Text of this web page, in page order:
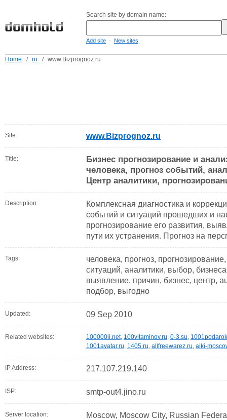
Search site by domain name:
Add site - New sites
Home / ru / www.Bizprognoz.ru
Site: www.Bizprognoz.ru
Title:
Бизнес прогнозирование и
человека, прогноз событий,
Центр аналитики,
Description:
Комплексная диагностика и
событий и ситуаций прошедших и
прогнозирование его развития,
пути их устранения. Прогноз на
Tags:
человека, прогноз,
ситуаций, аналитики, выбор,
выявление, причин, бизнес, центр,
подбор, выгодно
Updated: 09 Sep 2010
Related websites: 100000ii.net, 100vitaminov.ru, 0-3.su,
1001avatar.ru, 1405.ru, allfreewarez.ru, aiki-
IP Address: 217.107.219.140
ISP: smtp-out4.jino.ru
Server location: Moscow, Moscow City, Russian